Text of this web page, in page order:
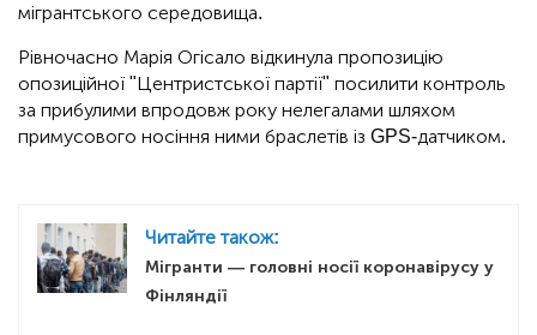
мігрантського середовища.
Рівночасно Марія Огісало відкинула пропозицію
опозиційної "Центристської партії" посилити контроль
за прибулими впродовж року нелегалами шляхом
примусового носіння ними браслетів із GPS-датчиком.
Читайте також:
Мігранти — головні носії коронавірусу у
Фінляндії